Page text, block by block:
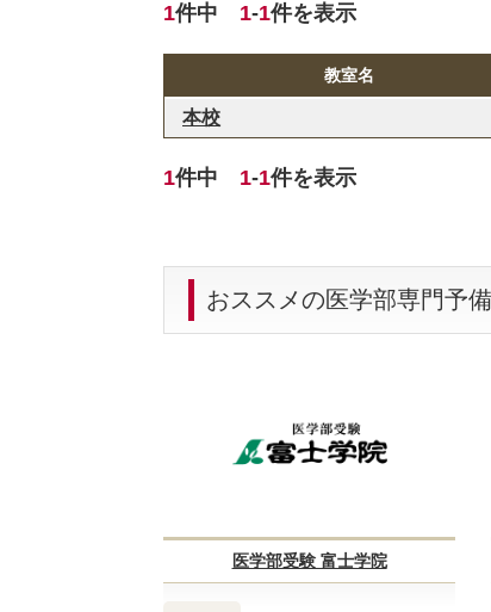
1件中 1-1件を表示
教室名
本校
1件中 1-1件を表示
おススメの医学部専門予
医学部受験 富士学院